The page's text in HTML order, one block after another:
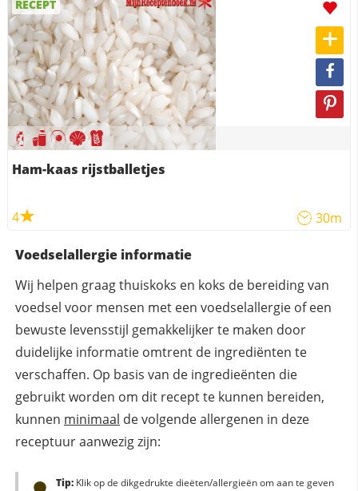
RECEPT
Ham-kaas rijstballetjes
4 30m
Voedselallergie informatie
Wij helpen graag thuiskoks en koks de bereiding van
voedsel voor mensen met een voedselallergie of een
bewuste levensstijl gemakkelijker te maken door
duidelijke informatie omtrent de ingrediënten te
verschaffen. Op basis van de ingredieënten die
gebruikt worden om dit recept te kunnen bereiden,
kunnen minimaal de volgende allergenen in deze
receptuur aanwezig zijn:
Tip:Klik op de dikgedrukte dieëten/allergieën om aan te geven